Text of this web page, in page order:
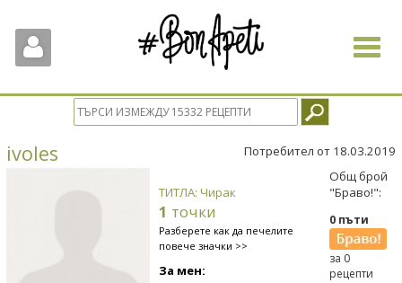
Toggle
ivoles Потребител от 18.03.2019
ТИТЛА: Чирак
1 точки
Разберете как да печелите
повече значки >>
За мен:
Общ брой
"Браво!":
0 пъти
за 0
рецепти